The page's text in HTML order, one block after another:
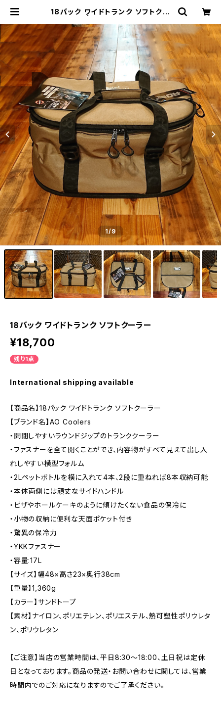
18パック ワイドトランク ソフトクー
1/9
18パック ワイドトランク ソフトクーラー
¥18,700
残り1点
International shipping available
【商品名】18パック ワイドトランク ソフトクーラー
【ブランド名】AO Coolers
・開閉しやすいラウンドジップのトランククーラー
・ファスナーを全て開くことができ、内容物がすべて見えて出し入
れしやすい横型フォルム
・2Lペットボトルを横に入れて4本、2段に重ねれば8本収納可能
・本体両側には頑丈なサイドハンドル
・ピザやホールケーキのように傾けたくない食品の保冷に
・小物の収納に便利な天面ポケット付き
・驚異の保冷力
・YKKファスナー
・容量:17L
【サイズ】幅48×高さ23×奥行38cm
【重量】1,360g
【カラー】サンドトープ
【素材】ナイロン、ポリエチレン、ポリエステル、熱可塑性ポリウレタ
ン、ポリウレタン
【ご注意】当店の営業時間は、平日8:30～18:00、土日祝は定休
日となっております。商品の発送・お問い合わせに関しては、営業
時間内でのご対応になりますのでご了承ください。